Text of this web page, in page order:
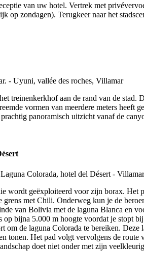
van uw hotel. Vertrek met
op zondagen). Terugkeer naar het
treinenkerkhof aan de rand van de
vormen van meerdere meters
panoramisch uitzicht vanaf de
wordt geëxploiteerd voor zijn borax.
met Chili. Onderweg kun je de
van Bolivia met de laguna Blanca en
bijna 5.000 m hoogte voordat je
om de laguna Colorada te bereiken.
Het pad volgt vervolgens de
doet niet onder met zijn